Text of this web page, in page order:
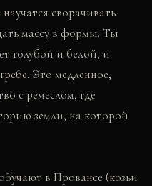
сворачивать
массу в формы. Ты
голубой и белой, и
Это медленное,
с ремеслом, где
земли, на которой
в Провансе (козьи